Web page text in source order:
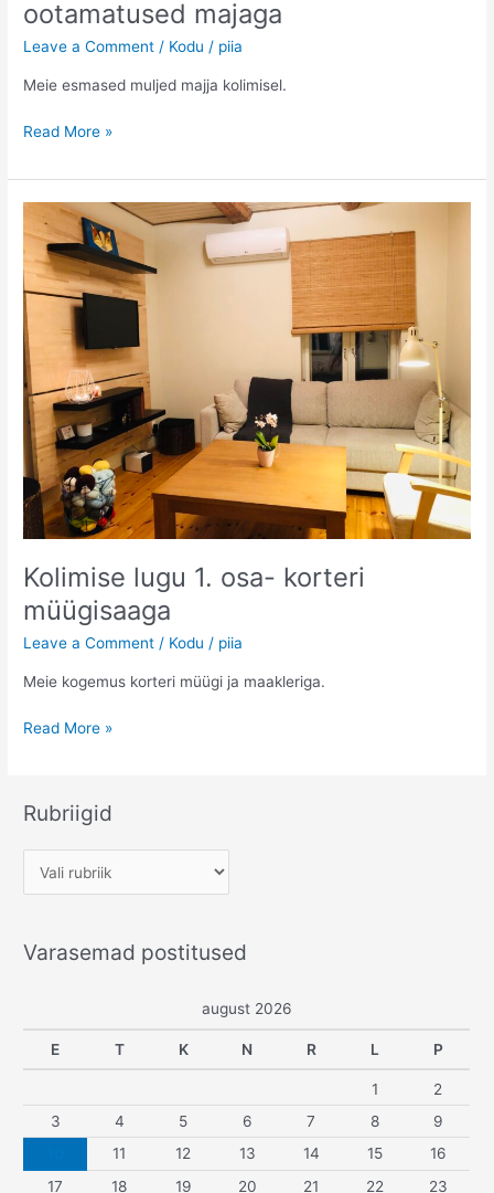
ootamatused majaga
Leave a Comment / Kodu / piia
Meie esmased muljed majja kolimisel.
Kolimise
2.
osa
oodatud
ootamatused
majaga
Read More »
Kolimise lugu 1. osa- korteri
müügisaaga
Leave a Comment / Kodu / piia
Meie kogemus korteri müügi ja maakleriga.
Kolimise
korteri
müügisaaga
Read More »
Rubriigid
u
r
i
d
Varasemad postitused
august 2026
E T K N R L P
1
2
3
4 5 6 7 8
9
11 12 13 14 15
16
17
18 19 20 21 22 23